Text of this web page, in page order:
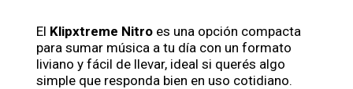
El Klipxtreme Nitro es una opción compacta
para sumar música a tu día con un formato
liviano y fácil de llevar, ideal si querés algo
simple que responda bien en uso cotidiano.